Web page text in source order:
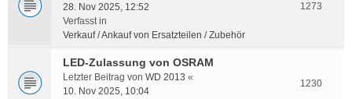
28. Nov 2025, 12:52
Verfasst in
Verkauf / Ankauf von Ersatzteilen / Zubehör
1273
LED-Zulassung von OSRAM
Letzter Beitrag von WD 2013 «
10. Nov 2025, 10:04
1230